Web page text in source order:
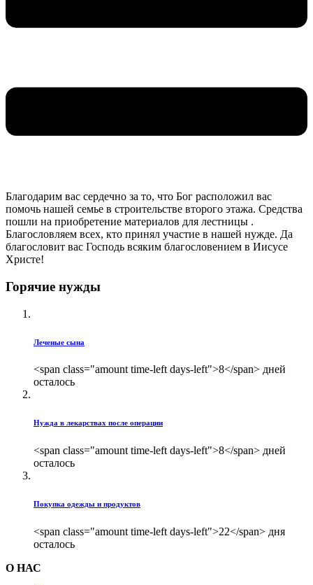
Благодарим вас сердечно за то, что Бог расположил вас
помочь нашей семье в строительстве второго этажа. Средства
пошли на приобретение материалов для лестницы .
Благословляем всех, кто принял участие в нашей нужде. Да
благословит вас Господь всяким благословением в Иисусе
Христе!
Горячие нужды
Леченые сына
<span class="amount time-left days-left">8</span> дней
осталось
Нужда в лекарствах после операции
<span class="amount time-left days-left">8</span> дней
осталось
Покупка одежды и продуктов
<span class="amount time-left days-left">22</span> дня
осталось
О НАС